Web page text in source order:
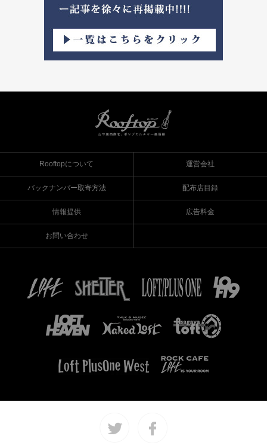
Rooftopについて 運営会社
バックナンバー取寄方法 配布店目録
情報提供 広告料金
お問い合わせ